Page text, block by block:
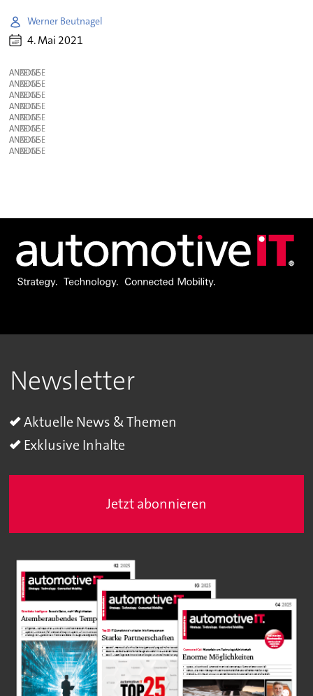
Werner Beutnagel
4. Mai 2021
ANZEIGE
ANZEIGE
ANZEIGE
ANZEIGE
ANZEIGE
ANZEIGE
ANZEIGE
ANZEIGE
Newsletter
Aktuelle News & Themen
Exklusive Inhalte
Jetzt abonnieren